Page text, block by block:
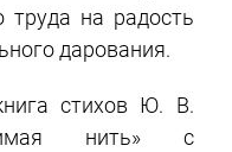
труда на радость
дарования.
стихов Ю. В.
нить» с